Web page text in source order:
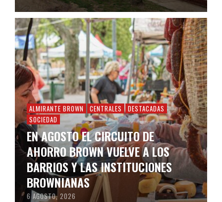
ALMIRANTE BROWN CENTRALES
DESTACADAS
SOCIEDAD
EN AGOSTO EL CIRCUITO DE
AHORRO BROWN VUELVE A LOS
BARRIOS Y LAS INSTITUCIONES
BROWNIANAS
6 AGOSTO, 2026